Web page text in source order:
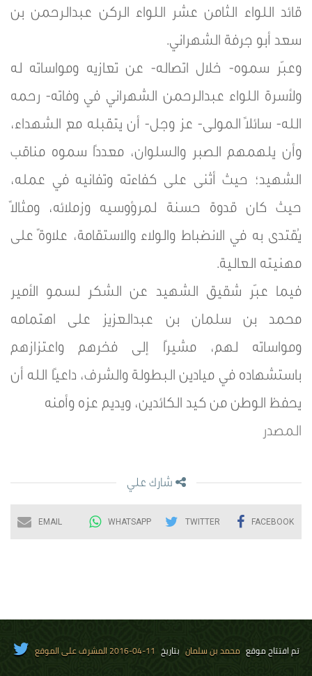
قائد اللواء الثامن عشر اللواء الركن عبدالرحمن بن
سعد أبو جرفة الشهراني.
وعبّر سموه- خلال اتصاله- عن تعازيه ومواساته له
ولأسرة اللواء عبدالرحمن الشهراني في وفاته- رحمه
الله- سائلًا المولى- عز وجل- أن يتقبله مع الشهداء،
وأن يلهمهم الصبر والسلوان، معددًا سموه مناقب
الشهيد؛ حيث أثنى على كفاءته وتفانيه في عمله،
حيث كان قدوة حسنة لمرؤوسيه وزملائه، ومثالًا
يُقتدى به في الانضباط والولاء والاستقامة، علاوةً على
مهنيته العالية.
فيما عبّر شقيق الشهيد عن الشكر لسمو الأمير
محمد بن سلمان بن عبدالعزيز على اهتمامه
ومواساته لهم، مشيرًا إلى فخرهم واعتزازهم
باستشهاده في ميادين البطولة والشرف، داعيًا الله أن
يحفظ الوطن من كيد الكائدين، ويديم عزه وأمنه
المصدر
شارك علي
FACEBOOK
TWITTER
WHATSAPP
EMAIL
تم افتتاح موقع محمد بن سلمان بتاريخ 11-04-2016 المشرف على الموقع